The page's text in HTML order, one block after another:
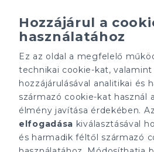
Minden ügynökségnek saját
működik.
ÁRFOLYAM 07/08/2026
EUR 366.4 HUF
CÉGÜNK
Gruppo T.F.M. Szolgáltató
Hozzájárul a
használatához
Ez az oldal a megfelelő
technikai cookie-kat, valamint
hozzájárulásával analitikai és
származó cookie-kat használ
élmény javítása érdekében. Az
elfogadása kiválasztásával
és harmadik féltől származó